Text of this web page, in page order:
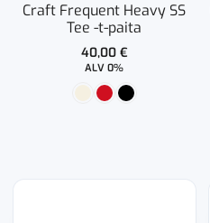
Craft Frequent Heavy SS
Tee -t-paita
40,00 €
ALV 0%